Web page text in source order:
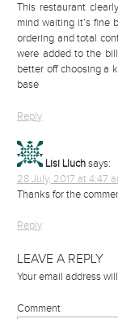
This restaurant
mind waiting it’s fine
ordering and total
were added to the
better off choosing a
base
Reply
Lisi Lluch says:
28 July, 2017 at 4:47
Thanks for the
Reply
LEAVE A REPLY
Your email address
Comment